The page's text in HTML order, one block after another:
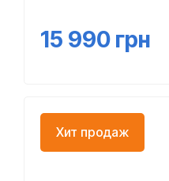
15 990 грн
Хит продаж